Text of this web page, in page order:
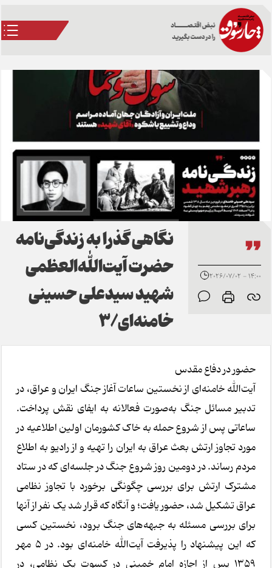
14:00 - 2026/07/02
نگاهی گذرا به زندگی‌نامه
حضرت آیت‌الله‌العظمی
شهید سیدعلی حسینی
خامنه‌ای/3
حضور در دفاع مقدس
آیت‌الله خامنه‌ای از نخستین ساعات آغاز جنگ ایران و عراق، در
تدبیر مسائل جنگ به‌صورت فعالانه به ایفای نقش پرداخت.
ساعاتی پس از شروع حمله به خاک کشورمان اولین اطلاعیه در
مورد تجاوز ارتش بعث عراق به ایران را تهیه و از رادیو به اطلاع
مردم رساند. در دومین روز شروع جنگ در جلسه‌ای که در ستاد
مشترک ارتش برای بررسی چگونگی برخورد با تجاوز نظامی
عراق تشکیل شد، حضور یافت؛ و آنگاه که قرار شد یک نفر از آنها
برای بررسی مسئله به جبهه‌های جنگ برود، نخستین کسی
که این پیشنهاد را پذیرفت آیت‌الله خامنه‌ای بود. در ۵ مهر
۱۳۵۹ پس از اجازه امام خمینی در کسوت یک نظامی، در